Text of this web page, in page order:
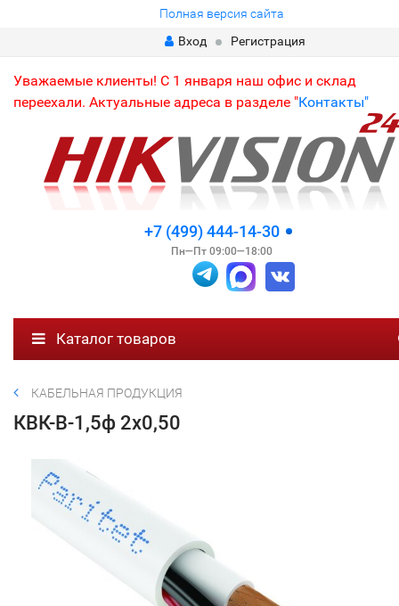
Полная версия сайта
Вход
Регистрация
Уважаемые клиенты! С 1 января наш офис и склад
переехали. Актуальные адреса в разделе "Контакты"
+7 (499) 444-14-30
Пн—Пт 09:00—18:00
Каталог товаров
КАБЕЛЬНАЯ ПРОДУКЦИЯ
КВК-В-1,5ф 2х0,50